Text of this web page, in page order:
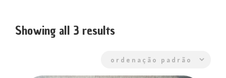
Showing all 3 results